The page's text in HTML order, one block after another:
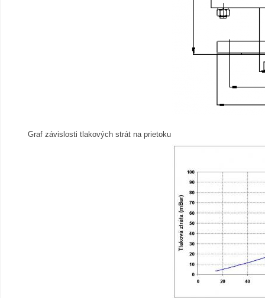
Graf závislosti tlakových strát na prietoku